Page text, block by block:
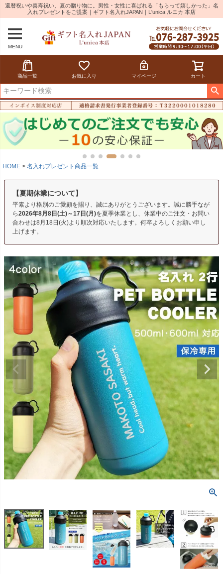
還暦祝いや喜寿祝い、夏の贈り物に。男性・女性に喜ばれる「もらって嬉しかった」名
入れプレゼントをご提案｜ギフト名入れJAPAN｜L'unica ルニカ 本店
MENU
商品一覧 お気に入り マイページ カート
HOME 名入れプレゼント商品一覧
【夏期休業について】
平素より格別のご愛顧を賜り、誠にありがとうございます。誠に勝手なが
ら2026年8月8日(土)～17日(月)を夏季休業とし、休業中のご注文・お問い
合わせは8月18日(火)より順次対応いたします。何卒よろしくお願い申し
上げます。